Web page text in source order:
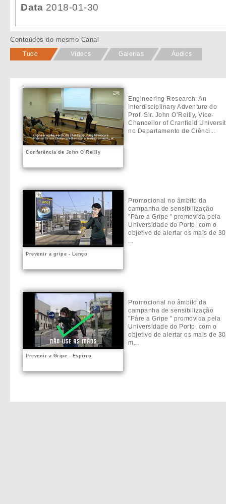
Data 2018-01-30
Conteúdos do mesmo Canal
Tudo Vídeos Galerias Áudios
Conferência de John O’Reilly
Engineering Research: An
Interdisciplinary Adventure do
Prof. Sir. John O’Reilly, Vice-
Chancellor of Cranfield
no Departamento de Ciênci...
Prevenir a gripe - Lenço
Promocional no âmbito da
campanha de sensibilização
"Páre a Gripe " promovida pela
Universidade do Porto, com o
objetivo de alertar os mais de 30
Prevenir a Gripe - Espirro
Promocional no âmbito da
campanha de sensibilização
"Páre a Gripe " promovida pela
Universidade do Porto, com o
objetivo de alertar os mais de 30
m...